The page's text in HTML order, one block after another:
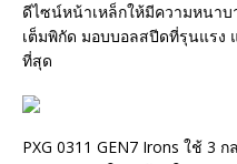
ดีไซน์หน้าเหล็กให้มีความหนาบ
เต็มพิกัด มอบบอลสปีดที่รุนแรง
ที่สุด
PXG 0311 GEN7 Irons ใช้ 3